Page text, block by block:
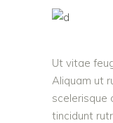
Ut vitae
Aliquam ut
scelerisque
tincidunt